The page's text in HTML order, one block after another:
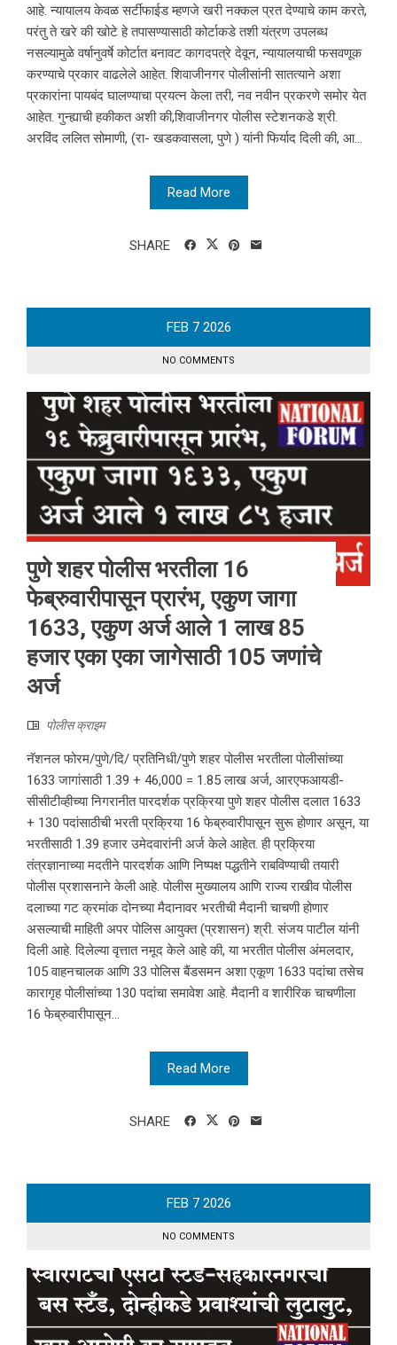
आहे. न्यायालय केवळ सर्टीफाईड म्हणजे खरी नक्कल प्रत देण्याचे काम करते,
परंतु ते खरे की खोटे हे तपासण्यासाठी कोर्टाकडे तशी यंत्रण उपलब्ध
नसल्यामुळे वर्षानुवर्षे कोर्टात बनावट कागदपत्रे देवून, न्यायालयाची फसवणूक
करण्याचे प्रकार वाढलेले आहेत. शिवाजीनगर पोलीसांनी सातत्याने अशा
प्रकारांना पायबंद घालण्याचा प्रयत्न केला तरी, नव नवीन प्रकरणे समोर येत
आहेत. गुन्ह्याची हकीकत अशी की,शिवाजीनगर पोलीस स्टेशनकडे श्री.
अरविंद ललित सोमाणी, (रा- खडकवासला, पुणे ) यांनी फिर्याद दिली की, आ...
Read More
SHARE
FEB 7 2026
NO COMMENTS
पुणे शहर पोलीस भरतीला 16
फेब्रुवारीपासून प्रारंभ, एकुण जागा
1633, एकुण अर्ज आले 1 लाख 85
हजार एका एका जागेसाठी 105 जणांचे
अर्ज
पोलीस क्राइम
नॅशनल फोरम/पुणे/दि/ प्रतिनिधी/पुणे शहर पोलीस भरतीला पोलीसांच्या
1633 जागांसाठी 1.39 + 46,000 = 1.85 लाख अर्ज, आरएफआयडी-
सीसीटीव्हीच्या निगरानीत पारदर्शक प्रक्रिया पुणे शहर पोलीस दलात 1633
+ 130 पदांसाठीची भरती प्रक्रिया 16 फेब्रुवारीपासून सुरू होणार असून, या
भरतीसाठी 1.39 हजार उमेदवारांनी अर्ज केले आहेत. ही प्रक्रिया
तंत्रज्ञानाच्या मदतीने पारदर्शक आणि निष्पक्ष पद्धतीने राबविण्याची तयारी
पोलीस प्रशासनाने केली आहे. पोलीस मुख्यालय आणि राज्य राखीव पोलीस
दलाच्या गट क्रमांक दोनच्या मैदानावर भरतीची मैदानी चाचणी होणार
असल्याची माहिती अपर पोलिस आयुक्त (प्रशासन) श्री. संजय पाटील यांनी
दिली आहे. दिलेल्या वृत्तात नमूद केले आहे की, या भरतीत पोलीस अंमलदार,
105 वाहनचालक आणि 33 पोलिस बैंडसमन अशा एकूण 1633 पदांचा तसेच
कारागृह पोलीसांच्या 130 पदांचा समावेश आहे. मैदानी व शारीरिक चाचणीला
16 फेब्रुवारीपासून...
Read More
SHARE
FEB 7 2026
NO COMMENTS